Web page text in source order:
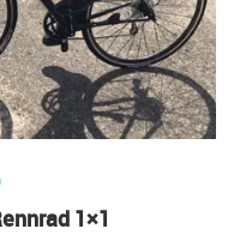
1×1